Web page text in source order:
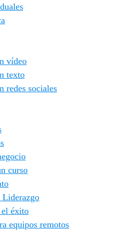
vídeo
texto
redes sociales
curso
éxito
equipos remotos